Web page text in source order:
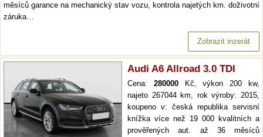
měsíců garance na mechanický stav vozu, kontrola najetých km. doživotní
záruka…
Zobrazit inzerát
Audi A6 Allroad 3.0 TDI
Cena: 280000Kč, výkon 200 kw,
najeto 267044 km, rok výroby: 2015,
koupeno v: česká republika servisní
knížka více než 19 000 kvalitních a
prověřených aut. až 36 měsíců